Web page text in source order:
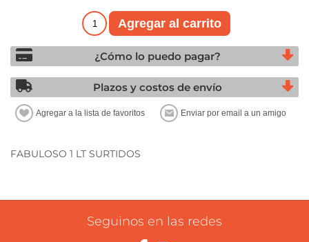
¿Cómo lo puedo pagar?
Plazos y costos de envío
FABULOSO 1 LT SURTIDOS
Seguinos en las redes